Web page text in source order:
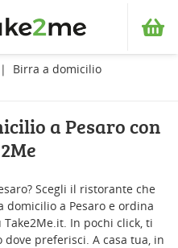
Birra a domicilio
a Pesaro con
Scegli il ristorante che
a Pesaro e ordina
In pochi click, ti
preferisci. A casa tua, in